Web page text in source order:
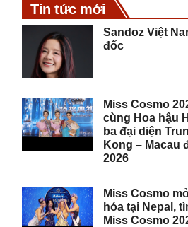
Tin tức mới
Sandoz Việt
đốc
Miss Cosmo
cùng Hoa hậu
ba đại diện
Kong – Macau
2026
Miss Cosmo
hóa tại Nepal,
Miss Cosmo